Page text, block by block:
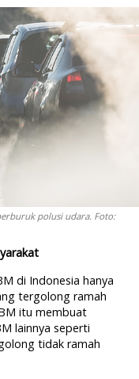
polusi udara. Foto:
di Indonesia hanya
tergolong ramah
itu membuat
lainnya seperti
tidak ramah